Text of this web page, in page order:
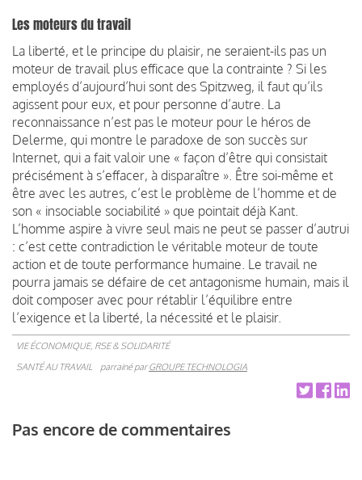
Les moteurs du travail
La liberté, et le principe du plaisir, ne seraient-ils pas un
moteur de travail plus efficace que la contrainte ? Si les
employés d’aujourd’hui sont des Spitzweg, il faut qu’ils
agissent pour eux, et pour personne d’autre. La
reconnaissance n’est pas le moteur pour le héros de
Delerme, qui montre le paradoxe de son succès sur
Internet, qui a fait valoir une « façon d’être qui consistait
précisément à s’effacer, à disparaître ». Être soi-même et
être avec les autres, c’est le problème de l’homme et de
son « insociable sociabilité » que pointait déjà Kant.
L’homme aspire à vivre seul mais ne peut se passer d’autrui
: c’est cette contradiction le véritable moteur de toute
action et de toute performance humaine. Le travail ne
pourra jamais se défaire de cet antagonisme humain, mais il
doit composer avec pour rétablir l’équilibre entre
l’exigence et la liberté, la nécessité et le plaisir.
VIE ÉCONOMIQUE, RSE & SOLIDARITÉ
SANTÉ AU TRAVAIL
parrainé parGROUPE TECHNOLOGIA
Pas encore de commentaires